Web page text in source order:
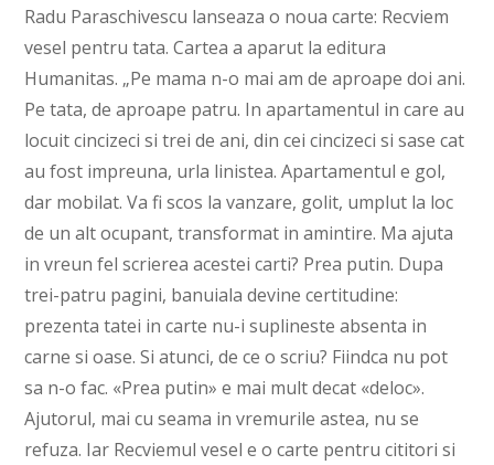
Radu Paraschivescu lanseaza o noua carte: Recviem
vesel pentru tata. Cartea a aparut la editura
Humanitas. „Pe mama n-o mai am de aproape doi ani.
Pe tata, de aproape patru. In apartamentul in care au
locuit cincizeci si trei de ani, din cei cincizeci si sase cat
au fost impreuna, urla linistea. Apartamentul e gol,
dar mobilat. Va fi scos la vanzare, golit, umplut la loc
de un alt ocupant, transformat in amintire. Ma ajuta
in vreun fel scrierea acestei carti? Prea putin. Dupa
trei-patru pagini, banuiala devine certitudine:
prezenta tatei in carte nu-i suplineste absenta in
carne si oase. Si atunci, de ce o scriu? Fiindca nu pot
sa n-o fac. «Prea putin» e mai mult decat «deloc».
Ajutorul, mai cu seama in vremurile astea, nu se
refuza. Iar Recviemul vesel e o carte pentru cititori si